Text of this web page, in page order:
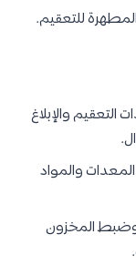
للتعقيم.
والإبلاغ
والمواد
وضبط المخزون